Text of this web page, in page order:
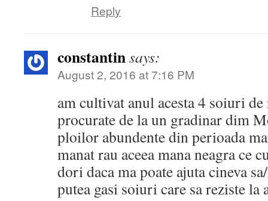
Reply
constantinsays:
August 2, 2016 at 7:16 PM
am cultivat anul acesta 4 soiuri
procurate de la un gradinar dim
ploilor abundente din perioada
manat rau aceea mana neagra ce
dori daca ma poate ajuta cineva
putea gasi soiuri care sa reziste la